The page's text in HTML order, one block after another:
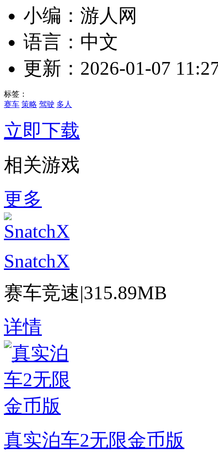
小编：游人网
语言：中文
更新：2026-01-07
标签：
赛车 策略 驾驶 多人
立即下载
相关游戏
更多
SnatchX
赛车竞速|315.89MB
详情
真实泊车2无限金币版